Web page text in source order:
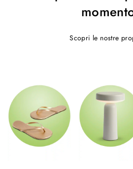
Scopri le nostre